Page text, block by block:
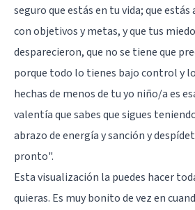
seguro que estás en tu vida; que
con objetivos y metas, y que tus
desparecieron, que no se tiene que
porque todo lo tienes bajo control y
hechas de menos de tu yo niño/a es
valentía que sabes que sigues
abrazo de energía y sanción y
pronto".
Esta visualización la puedes hacer
quieras. Es muy bonito de vez en